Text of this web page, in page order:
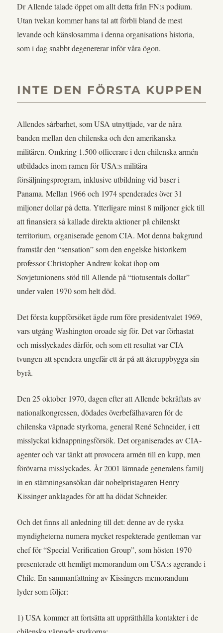
Dr Allende talade öppet om allt detta från FN:s podium.
Utan tvekan kommer hans tal att förbli bland de mest
levande och känslosamma i denna organisations historia,
som i dag snabbt degenererar inför våra ögon.
INTE DEN FÖRSTA KUPPEN
Allendes sårbarhet, som USA utnyttjade, var de nära
banden mellan den chilenska och den amerikanska
militären. Omkring 1.500 officerare i den chilenska armén
utbildades inom ramen för USA:s militära
försäljningsprogram, inklusive utbildning vid baser i
Panama. Mellan 1966 och 1974 spenderades över 31
miljoner dollar på detta. Ytterligare minst 8 miljoner gick till
att finansiera så kallade direkta aktioner på chilenskt
territorium, organiserade genom CIA. Mot denna bakgrund
framstår den “sensation” som den engelske historikern
professor Christopher Andrew kokat ihop om
Sovjetunionens stöd till Allende på “tiotusentals dollar”
under valen 1970 som helt död.
Det första kuppförsöket ägde rum före presidentvalet 1969,
vars utgång Washington oroade sig för. Det var förhastat
och misslyckades därför, och som ett resultat var CIA
tvungen att spendera ungefär ett år på att återuppbygga sin
byrå.
Den 25 oktober 1970, dagen efter att Allende bekräftats av
nationalkongressen, dödades överbefälhavaren för de
chilenska väpnade styrkorna, general René Schneider, i ett
misslyckat kidnappningsförsök. Det organiserades av CIA-
agenter och var tänkt att provocera armén till en kupp, men
förövarna misslyckades. År 2001 lämnade generalens familj
in en stämningsansökan där nobelpristagaren Henry
Kissinger anklagades för att ha dödat Schneider.
Och det finns all anledning till det: denne av de ryska
myndigheterna numera mycket respekterade gentleman var
chef för “Special Verification Group”, som hösten 1970
presenterade ett hemligt memorandum om USA:s agerande i
Chile. En sammanfattning av Kissingers memorandum
lyder som följer:
1) USA kommer att fortsätta att upprätthålla kontakter i de